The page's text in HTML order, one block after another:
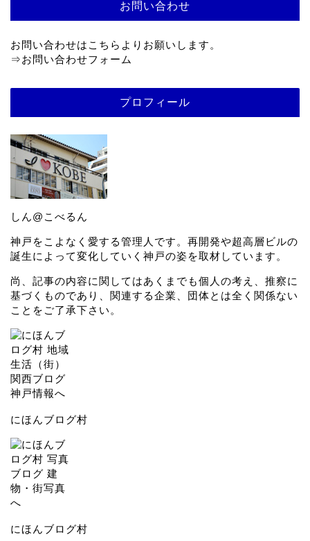
お問い合わせ
お問い合わせはこちらよりお願いします。
⇒お問い合わせフォーム
プロフィール
しん@こべるん
神戸をこよなく愛する管理人です。再開発や超高層ビルの
誕生によって変化していく神戸の姿を取材しています。
尚、記事の内容に関してはあくまでも個人の考え、推察に
基づくものであり、関連する企業、団体とは全く関係ない
ことをご了承下さい。
にほんブログ村
にほんブログ村